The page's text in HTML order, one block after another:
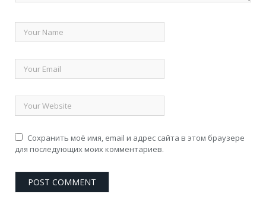
Сохранить моё имя, email и адрес сайта в этом браузере
для последующих моих комментариев.